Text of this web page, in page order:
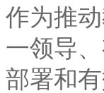
作为推
一领导
部署和